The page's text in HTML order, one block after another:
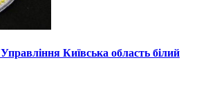
Київська область білий